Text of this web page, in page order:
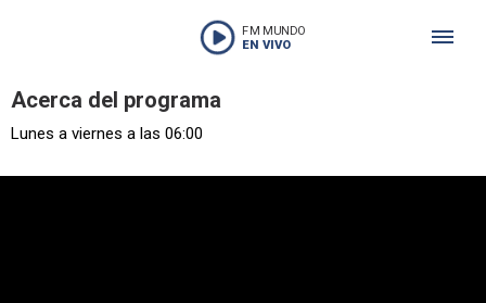
FM MUNDO
EN VIVO
Acerca del programa
Lunes a viernes a las 06:00